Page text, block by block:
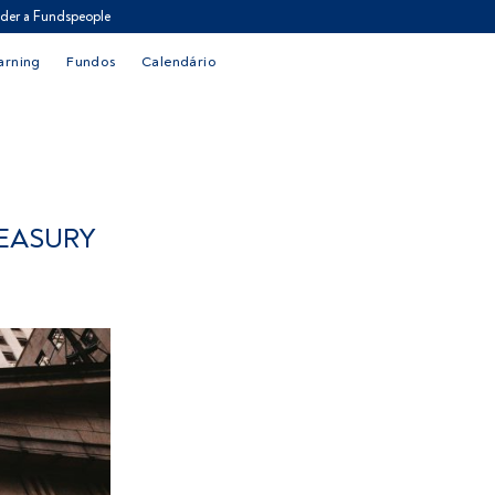
a Fundspeople
Fundos Calendário